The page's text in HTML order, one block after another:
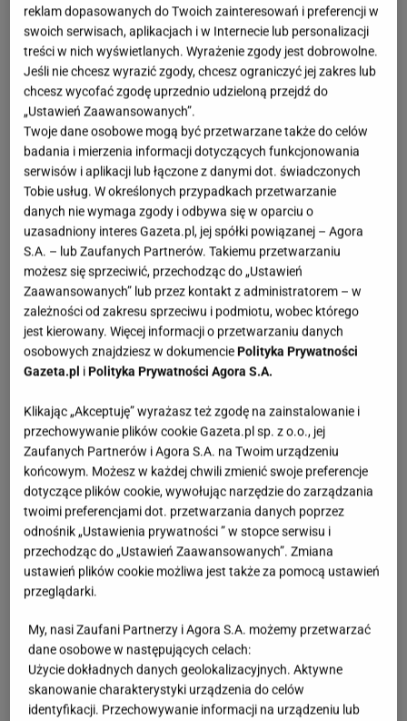
reklam dopasowanych do Twoich zainteresowań i preferencji w
swoich serwisach, aplikacjach i w Internecie lub personalizacji
treści w nich wyświetlanych. Wyrażenie zgody jest dobrowolne.
Jeśli nie chcesz wyrazić zgody, chcesz ograniczyć jej zakres lub
chcesz wycofać zgodę uprzednio udzieloną przejdź do
„Ustawień Zaawansowanych”.
Twoje dane osobowe mogą być przetwarzane także do celów
badania i mierzenia informacji dotyczących funkcjonowania
serwisów i aplikacji lub łączone z danymi dot. świadczonych
Tobie usług. W określonych przypadkach przetwarzanie
danych nie wymaga zgody i odbywa się w oparciu o
uzasadniony interes Gazeta.pl, jej spółki powiązanej – Agora
S.A. – lub Zaufanych Partnerów. Takiemu przetwarzaniu
możesz się sprzeciwić, przechodząc do „Ustawień
Zaawansowanych” lub przez kontakt z administratorem – w
zależności od zakresu sprzeciwu i podmiotu, wobec którego
jest kierowany. Więcej informacji o przetwarzaniu danych
osobowych znajdziesz w dokumenciePolityka Prywatności
Gazeta.pl iPolityka Prywatności Agora S.A.
Klikając „Akceptuję” wyrażasz też zgodę na zainstalowanie i
przechowywanie plików cookie Gazeta.pl sp. z o.o., jej
Zaufanych Partnerów i Agora S.A. na Twoim urządzeniu
końcowym. Możesz w każdej chwili zmienić swoje preferencje
dotyczące plików cookie, wywołując narzędzie do zarządzania
twoimi preferencjami dot. przetwarzania danych poprzez
odnośnik „Ustawienia prywatności ” w stopce serwisu i
przechodząc do „Ustawień Zaawansowanych”. Zmiana
ustawień plików cookie możliwa jest także za pomocą ustawień
przeglądarki.
My, nasi Zaufani Partnerzy i Agora S.A. możemy przetwarzać
dane osobowe w następujących celach:
Użycie dokładnych danych geolokalizacyjnych. Aktywne
skanowanie charakterystyki urządzenia do celów
identyfikacji. Przechowywanie informacji na urządzeniu lub